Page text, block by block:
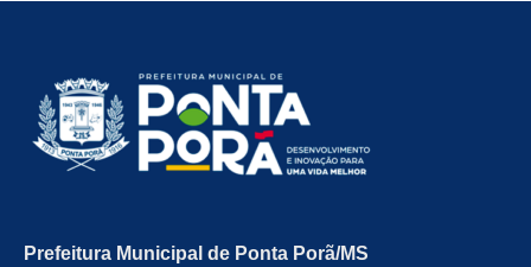
Prefeitura Municipal de Ponta Porã/MS